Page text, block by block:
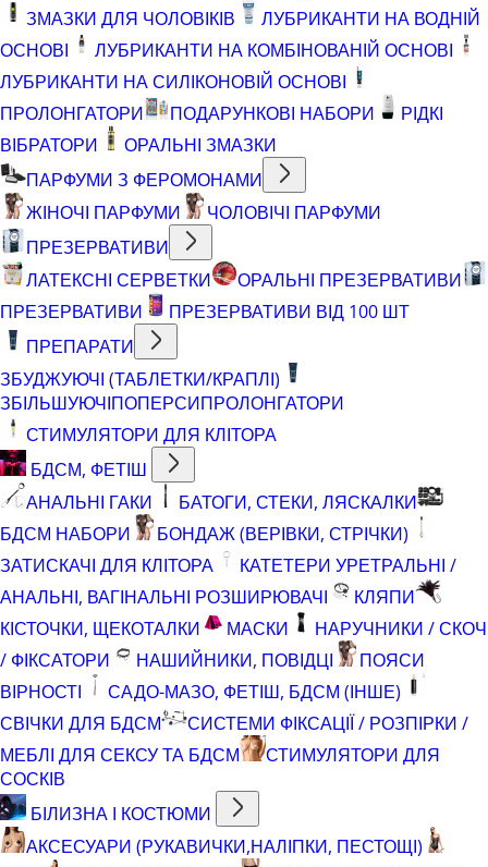
ЗМАЗКИ ДЛЯ ЧОЛОВІКІВ
ЛУБРИКАНТИ НА ВОДНІЙ
ОСНОВІ
ЛУБРИКАНТИ НА КОМБІНОВАНІЙ ОСНОВІ
ЛУБРИКАНТИ НА СИЛІКОНОВІЙ ОСНОВІ
ПРОЛОНГАТОРИ
ПОДАРУНКОВІ НАБОРИ
РІДКІ
ВІБРАТОРИ
ОРАЛЬНІ ЗМАЗКИ
ПАРФУМИ З ФЕРОМОНАМИ
ЖІНОЧІ ПАРФУМИ
ЧОЛОВІЧІ ПАРФУМИ
ПРЕЗЕРВАТИВИ
ЛАТЕКСНІ СЕРВЕТКИ
ОРАЛЬНІ ПРЕЗЕРВАТИВИ
ПРЕЗЕРВАТИВИ
ПРЕЗЕРВАТИВИ ВІД 100 ШТ
ПРЕПАРАТИ
ЗБУДЖУЮЧІ (ТАБЛЕТКИ/КРАПЛІ)
ЗБІЛЬШУЮЧІПОПЕРСИПРОЛОНГАТОРИ
СТИМУЛЯТОРИ ДЛЯ КЛІТОРА
БДСМ, ФЕТІШ
АНАЛЬНІ ГАКИ
БАТОГИ, СТЕКИ, ЛЯСКАЛКИ
БДСМ НАБОРИ
БОНДАЖ (ВЕРІВКИ, СТРІЧКИ)
ЗАТИСКАЧІ ДЛЯ КЛІТОРА
КАТЕТЕРИ УРЕТРАЛЬНІ /
АНАЛЬНІ, ВАГІНАЛЬНІ РОЗШИРЮВАЧІ
КЛЯПИ
КІСТОЧКИ, ЩЕКОТАЛКИ
МАСКИ
НАРУЧНИКИ / СКОЧ
/ ФІКСАТОРИ
НАШИЙНИКИ, ПОВІДЦІ
ПОЯСИ
ВІРНОСТІ
САДО-МАЗО, ФЕТІШ, БДСМ (ІНШЕ)
СВІЧКИ ДЛЯ БДСМ
СИСТЕМИ ФІКСАЦІЇ / РОЗПІРКИ /
МЕБЛІ ДЛЯ СЕКСУ ТА БДСМ
СТИМУЛЯТОРИ ДЛЯ
СОСКІВ
БІЛИЗНА І КОСТЮМИ
АКСЕСУАРИ (РУКАВИЧКИ,НАЛІПКИ, ПЕСТОЩІ)